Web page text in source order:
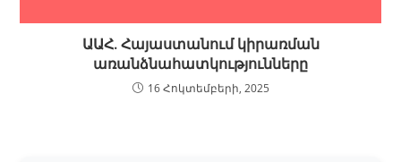
ԱԱՀ. Հայաստանում կիրառման
առանձնահատկությունները
16 Հոկտեմբերի, 2025